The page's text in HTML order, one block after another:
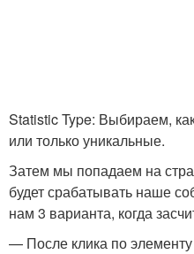
Statistic Type: Выбираем,
или только уникальные.
Затем мы попадаем на
будет срабатывать наше
нам 3 варианта, когда
— После клика по элементу